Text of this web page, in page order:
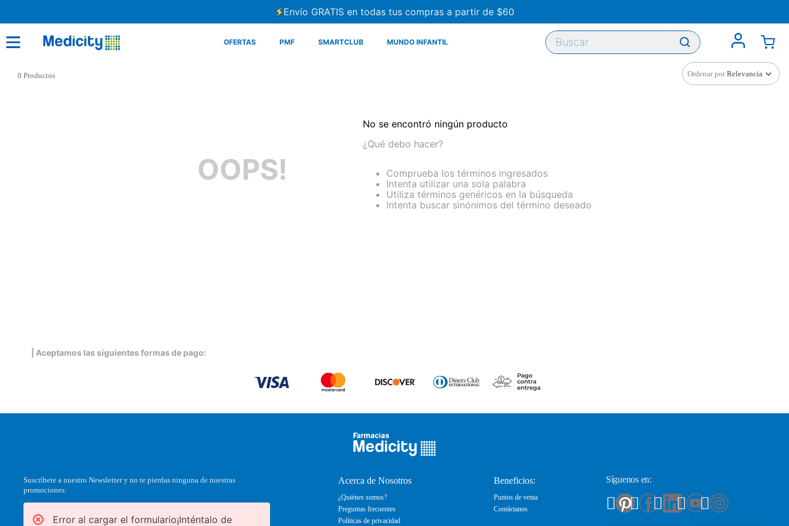
Envío GRATIS en todas tus compras a partir de $60
OFERTAS PMF SMARTCLUB MUNDO INFANTIL
Buscar
0 Productos Ordenar por Relevancia
OOPS!
No se encontró ningún producto
¿Qué debo hacer?
Comprueba los términos ingresados
Intenta utilizar una sola palabra
Utiliza términos genéricos en la búsqueda
Intenta buscar sinónimos del término deseado
| Aceptamos las siguientes formas de pago:
Suscríbete a nuestro Newsletter y no te pierdas ninguna de nuestras
promociones:
Error al cargar el formulario¡Inténtalo de
Acerca de Nosotros
¿Quiénes somos?
Preguntas frecuentes
Políticas de privacidad
Beneficios:
Puntos de venta
Contáctanos
Síguenos en: